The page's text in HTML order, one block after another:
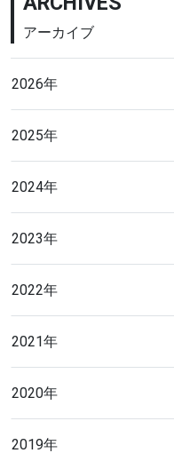
アーカイブ
2026年
2025年
2024年
2023年
2022年
2021年
2020年
2019年